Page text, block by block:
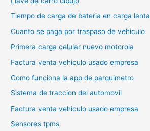
Tiempo de carga de bateria en carga lenta
Cuanto se paga por traspaso de vehiculo
Primera carga celular nuevo motorola
Factura venta vehiculo usado empresa
Como funciona la app de parquimetro
Sistema de traccion del automovil
Factura venta vehiculo usado empresa
Sensores tpms